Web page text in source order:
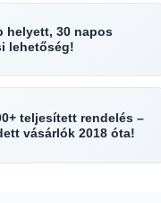
helyett, 30 napos
lehetőség!
teljesített rendelés –
vásárlók 2018 óta!